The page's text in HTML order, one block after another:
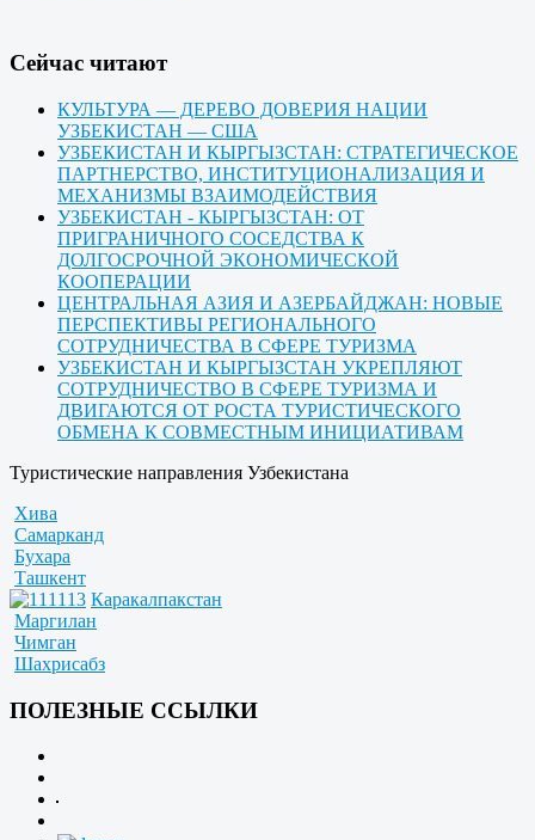
Cейчас читают
КУЛЬТУРА — ДЕРЕВО ДОВЕРИЯ НАЦИИ
УЗБЕКИСТАН — США
УЗБЕКИСТАН И КЫРГЫЗСТАН: СТРАТЕГИЧЕСКОЕ
ПАРТНЕРСТВО, ИНСТИТУЦИОНАЛИЗАЦИЯ И
МЕХАНИЗМЫ ВЗАИМОДЕЙСТВИЯ
УЗБЕКИСТАН - КЫРГЫЗСТАН: ОТ
ПРИГРАНИЧНОГО СОСЕДСТВА К
ДОЛГОСРОЧНОЙ ЭКОНОМИЧЕСКОЙ
КООПЕРАЦИИ
ЦЕНТРАЛЬНАЯ АЗИЯ И АЗЕРБАЙДЖАН: НОВЫЕ
ПЕРСПЕКТИВЫ РЕГИОНАЛЬНОГО
СОТРУДНИЧЕСТВА В СФЕРЕ ТУРИЗМА
УЗБЕКИСТАН И КЫРГЫЗСТАН УКРЕПЛЯЮТ
СОТРУДНИЧЕСТВО В СФЕРЕ ТУРИЗМА И
ДВИГАЮТСЯ ОТ РОСТА ТУРИСТИЧЕСКОГО
ОБМЕНА К СОВМЕСТНЫМ ИНИЦИАТИВАМ
Туристические направления Узбекистана
Хива
Самарканд
Бухара
Ташкент
Каракалпакстан
Маргилан
Чимган
Шахрисабз
ПОЛЕЗНЫЕ ССЫЛКИ